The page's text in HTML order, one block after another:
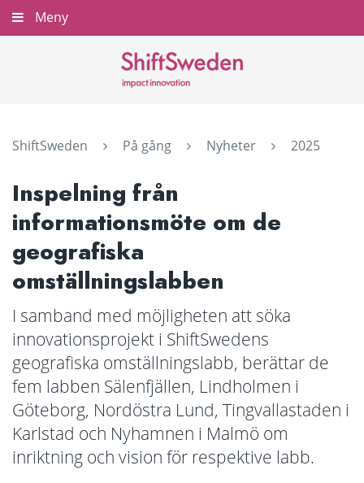
Gå
till
Meny
ShiftSweden På gång Nyheter 2025
Inspelning från
informationsmöte om de
geografiska
omställningslabben
I samband med möjligheten att söka
innovationsprojekt i ShiftSwedens
geografiska omställningslabb, berättar de
fem labben Sälenfjällen, Lindholmen i
Göteborg, Nordöstra Lund, Tingvallastaden i
Karlstad och Nyhamnen i Malmö om
inriktning och vision för respektive labb.